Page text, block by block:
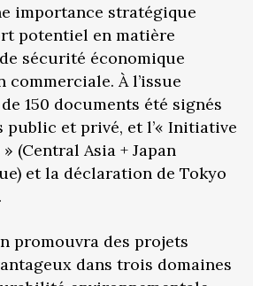
importance stratégique
potentiel en matière
sécurité économique
À l’issue
150 documents été signés
public et privé, et l’« Initiative
» (Central Asia + Japan
et la déclaration de Tokyo
promouvra des projets
dans trois domaines